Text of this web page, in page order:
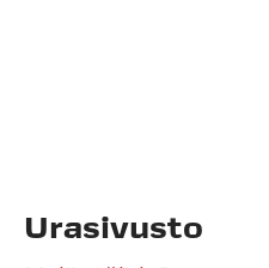
Urasivusto